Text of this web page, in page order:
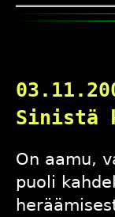
Sinistä
On aamu,
puoli